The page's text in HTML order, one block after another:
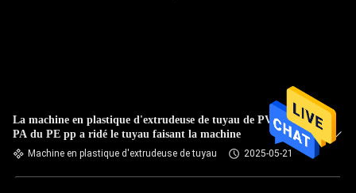
La machine en plastique d'extrudeuse de tuyau de PVC de
PA du PE pp a ridé le tuyau faisant la machine
Machine en plastique d'extrudeuse de tuyau 2025-05-21